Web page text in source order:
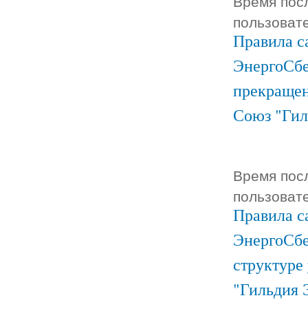
Правила
Союз
Время
Правила
"Гильдия